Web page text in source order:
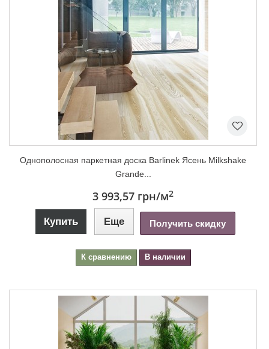
Однополосная паркетная доска Barlinek Ясень Milkshake
Grande...
3 993,57 грн/м2
Купить Еще Получить скидку
К сравнению В наличии